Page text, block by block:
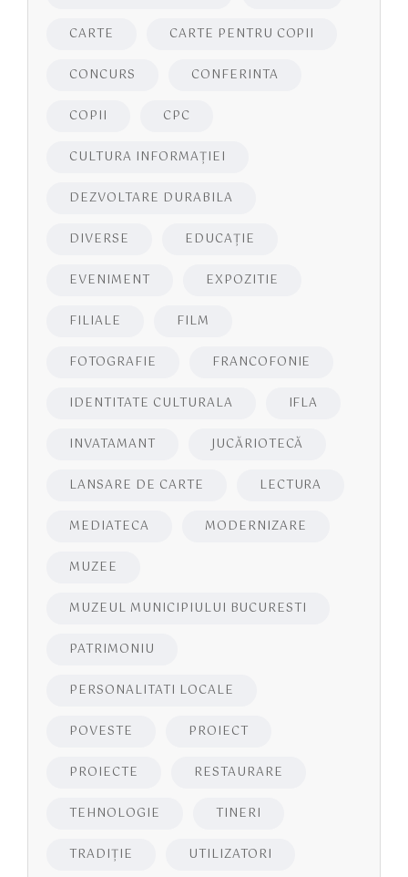
CARTE CARTE PENTRU COPII
CONCURS CONFERINTA
COPII CPC
CULTURA INFORMAŢIEI
DEZVOLTARE DURABILA
DIVERSE EDUCAŢIE
EVENIMENT EXPOZITIE
FILIALE FILM
FOTOGRAFIE FRANCOFONIE
IDENTITATE CULTURALA IFLA
INVATAMANT JUCĂRIOTECĂ
LANSARE DE CARTE LECTURA
MEDIATECA MODERNIZARE
MUZEE
MUZEUL MUNICIPIULUI BUCURESTI
PATRIMONIU
PERSONALITATI LOCALE
POVESTE PROIECT
PROIECTE RESTAURARE
TEHNOLOGIE TINERI
TRADIȚIE UTILIZATORI